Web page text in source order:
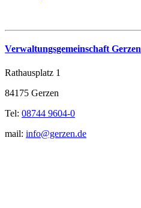
Verwaltungsgemeinschaft Gerzen
Rathausplatz 1
84175 Gerzen
Tel: 08744 9604-0
mail: info@gerzen.de